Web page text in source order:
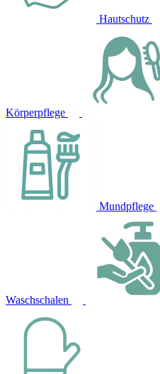
Hautschutz
Körperpflege
Mundpflege
Waschschalen